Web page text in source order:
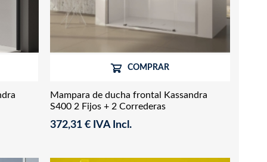
Mampara de ducha frontal Kassandra
S400 2 Fijos + 2 Correderas
372,31 € IVA Incl.
COMPRAR